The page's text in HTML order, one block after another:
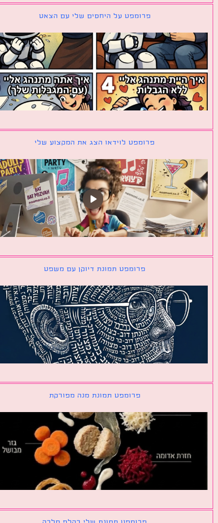
פרומפט על היחסים שלי עם הצאט
פרומפט לוידאו הצג את המקצוע שלי
פרומפט תמונת דיוקן עם משפט
פרומפט תמונת מנה מפורקת